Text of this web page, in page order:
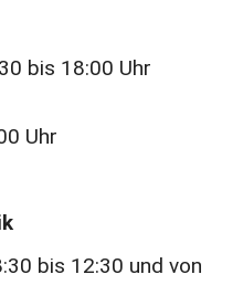
bis 18:00 Uhr
Uhr
bis 12:30 und von